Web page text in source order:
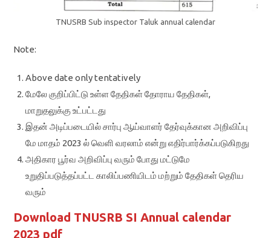
TNUSRB Sub inspector Taluk annual calendar
Note:
Above date only tentatively
மேலே குறிப்பிட்டு உள்ள தேதிகள் தோராய தேதிகள்,
மாறுதலுக்கு உட்பட்டது
இதன் அடிப்படையில் சார்பு ஆய்வாளர் தேர்வுக்கான அறிவிப்பு
மே மாதம் 2023 ல் வெளி வரலாம் என்று எதிர்பார்க்கப்படுகிறது
அதிகார பூர்வ அறிவிப்பு வரும் போது மட்டுமே
உறுதிப்படுத்தப்பட்ட காலிப்பணியிடம் மற்றும் தேதிகள் தெரிய
வரும்
Download TNUSRB SI Annual calendar
2023 pdf